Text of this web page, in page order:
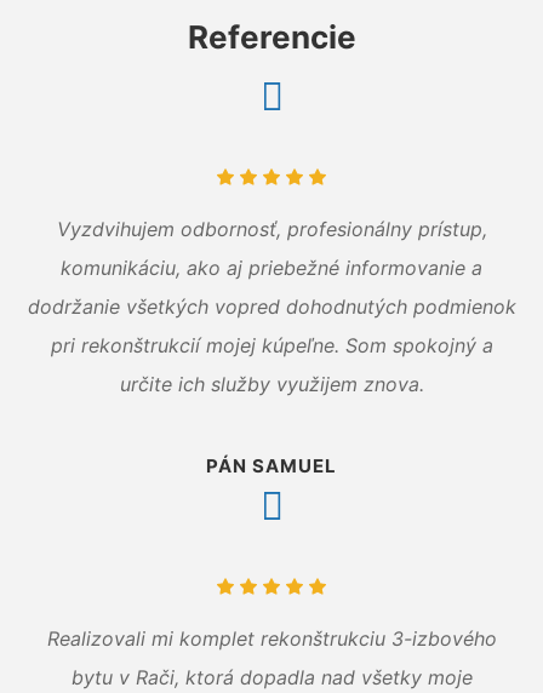
Referencie
Vyzdvihujem odbornosť, profesionálny prístup,
komunikáciu, ako aj priebežné informovanie a
dodržanie všetkých vopred dohodnutých podmienok
pri rekonštrukcií mojej kúpeľne. Som spokojný a
určite ich služby využijem znova.
PÁN SAMUEL
Realizovali mi komplet rekonštrukciu 3-izbového
bytu v Rači, ktorá dopadla nad všetky moje